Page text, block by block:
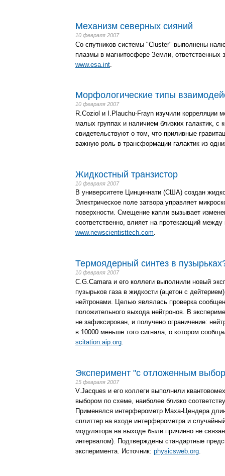
Механизм северных сияний
10 февраля 2007
Со спутников системы "Cluster" выполнены
плазмы в магнитосфере Земли, ответственных
www.esa.int
Морфологические типы
10 февраля 2007
R.Coziol и I.Plauchu-Frayn изучили корреляции
малых группах и наличием близких галактик, с
свидетельствуют о том, что приливные
важную роль в трансформации галактик из
Жидкостный транзистор
10 февраля 2007
В университете Цинциннати (США) создан
Электрическое поле затвора управляет
поверхности. Смещение капли вызывает
соответственно, влияет на протекающий между
www.newscientisttech.com.
Термоядерный синтез в
10 февраля 2007
C.G.Camara и его коллеги выполнили новый
пузырьков газа в жидкости (ацетон с
нейтронами. Целью являлась проверка
положительного выхода нейтронов. В
не зафиксирован, и получено ограничение:
в 10000 меньше того сигнала, о котором
scitation.aip.org
Эксперимент "с отложенным
15 февраля 2007
V.Jacques и его коллеги выполнили
выбором по схеме, наиболее близко
Применялся интерферометр Маха-Цендера
сплиттер на входе интерферометра и
модулятора на выходе были причинно не
интервалом). Подтверждены стандартные
эксперимента. Источник: physicsweb.org.